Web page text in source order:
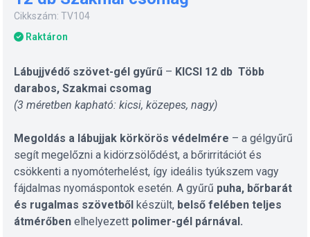
Cikkszám: TV104
Raktáron
Lábujjvédő szövet-gél gyűrű – KICSI 12 db Több
darabos, Szakmai csomag
(3 méretben kapható: kicsi, közepes, nagy)
Megoldás a lábujjak körkörös védelmére – a gélgyűrű
segít megelőzni a kidörzsölődést, a bőrirritációt és
csökkenti a nyomóterhelést, így ideális tyúkszem vagy
fájdalmas nyomáspontok esetén. A gyűrű puha, bőrbarát
és rugalmas szövetből készült, belső felében teljes
átmérőben elhelyezett polimer-gél párnával.